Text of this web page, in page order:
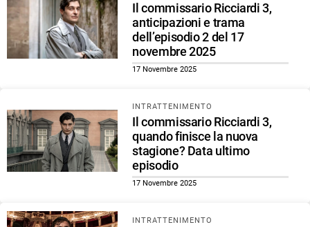
Il commissario Ricciardi 3,
anticipazioni e trama
dell’episodio 2 del 17
novembre 2025
17 Novembre 2025
INTRATTENIMENTO
Il commissario Ricciardi 3,
quando finisce la nuova
stagione? Data ultimo
episodio
17 Novembre 2025
INTRATTENIMENTO